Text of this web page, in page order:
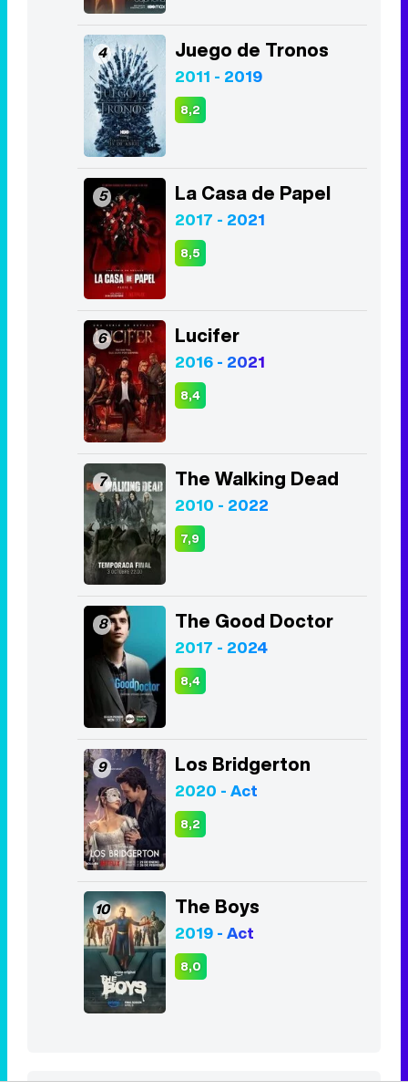
4 Juego de Tronos
2011 - 2019
8,2
5 La Casa de Papel
2017 - 2021
8,5
6 Lucifer
2016 - 2021
8,4
7 The Walking Dead
2010 - 2022
7,9
8 The Good Doctor
2017 - 2024
8,4
9 Los Bridgerton
2020 - Act
8,2
10 The Boys
2019 - Act
8,0